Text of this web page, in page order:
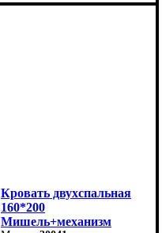
Длина - 204,8 см
Кровать двухспальная
160*200
Мишель+механизм